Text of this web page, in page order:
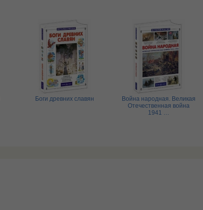
Боги древних славян
Война народная. Великая
Отечественная война
1941 …